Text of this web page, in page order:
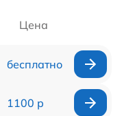
Цена
бесплатно
1100 р